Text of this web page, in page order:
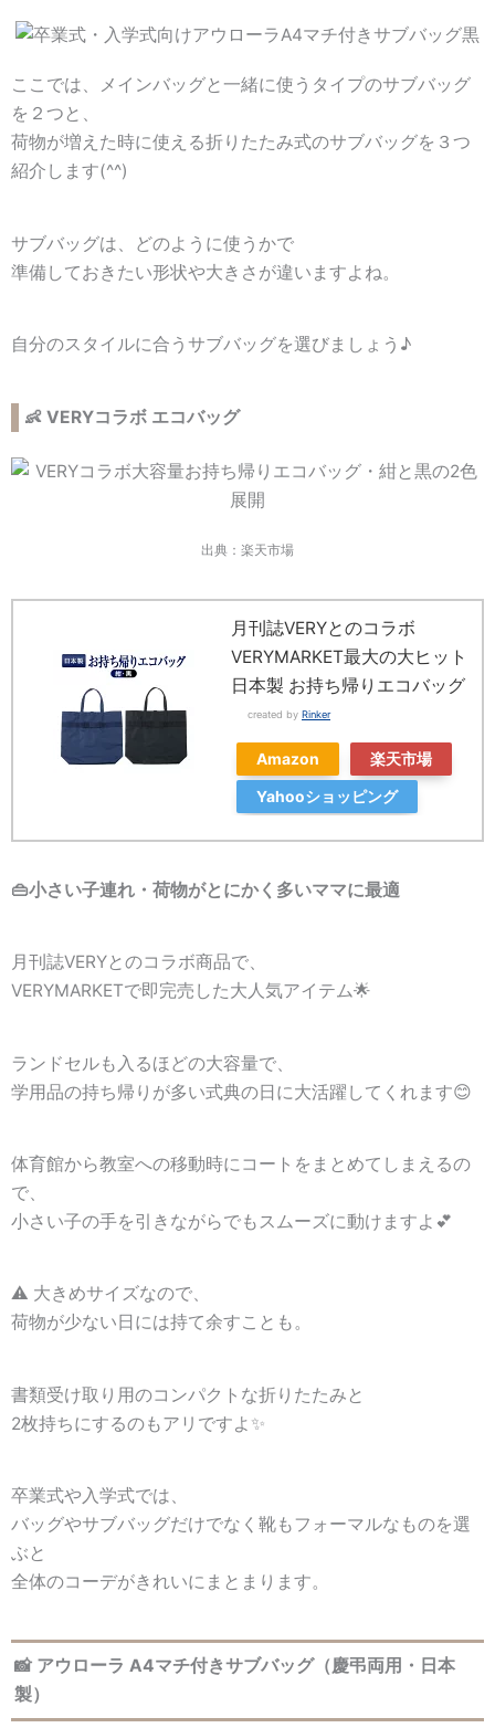
ここでは、メインバッグと一緒に使うタイプのサブバッグ
を２つと、
荷物が増えた時に使える折りたたみ式のサブバッグを３つ
紹介します(^^)
サブバッグは、どのように使うかで
準備しておきたい形状や大きさが違いますよね。
自分のスタイルに合うサブバッグを選びましょう♪
👶 VERYコラボ エコバッグ
出典：楽天市場
月刊誌VERYとのコラボ
VERYMARKET最大の大ヒット
日本製 お持ち帰りエコバッグ
created by Rinker
Amazon
楽天市場
Yahooショッピング
👜小さい子連れ・荷物がとにかく多いママに最適
月刊誌VERYとのコラボ商品で、
VERYMARKETで即完売した大人気アイテム🌟
ランドセルも入るほどの大容量で、
学用品の持ち帰りが多い式典の日に大活躍してくれます😊
体育館から教室への移動時にコートをまとめてしまえるの
で、
小さい子の手を引きながらでもスムーズに動けますよ💕
⚠️ 大きめサイズなので、
荷物が少ない日には持て余すことも。
書類受け取り用のコンパクトな折りたたみと
2枚持ちにするのもアリですよ✨
卒業式や入学式では、
バッグやサブバッグだけでなく靴もフォーマルなものを選
ぶと
全体のコーデがきれいにまとまります。
📸 アウローラ A4マチ付きサブバッグ（慶弔両用・日本
製）